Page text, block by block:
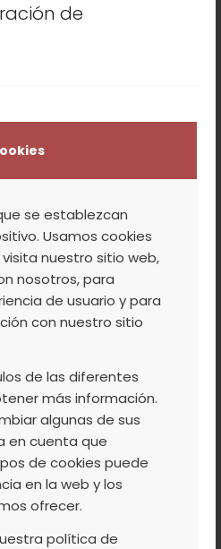
de
se establezcan
Usamos cookies
nuestro sitio web,
nosotros, para
de usuario y para
con nuestro sitio
de las diferentes
más información.
algunas de sus
en cuenta que
de cookies puede
en la web y los
ofrecer.
política de
preferente
GR
Neto
LUGAR SECO Y
conservación